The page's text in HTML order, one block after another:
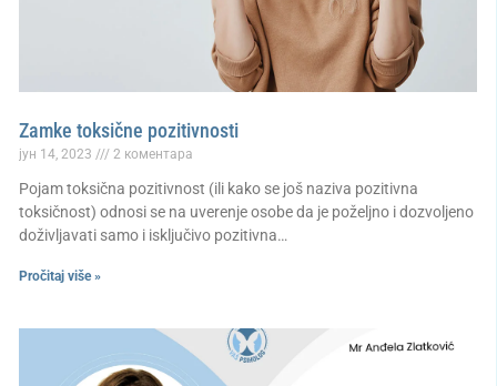
Zamke toksične pozitivnosti
јун 14, 2023 2 коментара
Pojam toksična pozitivnost (ili kako se još naziva pozitivna
toksičnost) odnosi se na uverenje osobe da je poželjno i dozvoljeno
doživljavati samo i isključivo pozitivna…
Pročitaj više »